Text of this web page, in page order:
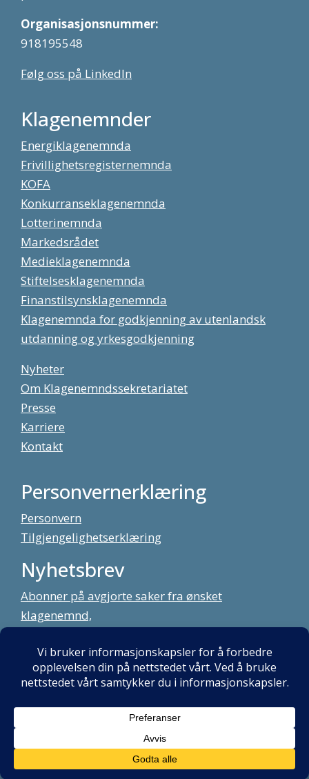
Organisasjonsnummer:
918195548
Følg oss på LinkedIn
Klagenemnder
Energiklagenemnda
Frivillighetsregisternemnda
KOFA
Konkurranseklagenemnda
Lotterinemnda
Markedsrådet
Medieklagenemnda
Stiftelsesklagenemnda
Finanstilsynsklagenemnda
Klagenemnda for godkjenning av utenlandsk
utdanning og yrkesgodkjenning
Nyheter
Om Klagenemndssekretariatet
Presse
Karriere
Kontakt
Personvernerklæring
Personvern
Tilgjengelighetserklæring
Nyhetsbrev
Abonner på avgjorte saker fra ønsket
klagenemnd,